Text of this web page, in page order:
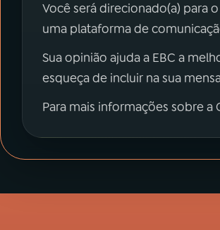
Você será direcionado(a) para
uma plataforma de
Sua opinião ajuda a EBC a
esqueça de incluir na sua
Para mais informações sobre a